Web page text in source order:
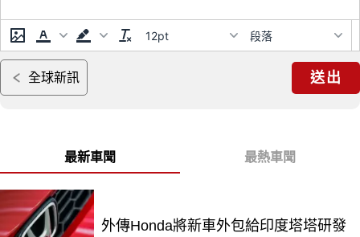
12pt 段落
全球新訊 送出
最新車聞 最熱車聞
外傳Honda將新車外包給印度塔塔研發